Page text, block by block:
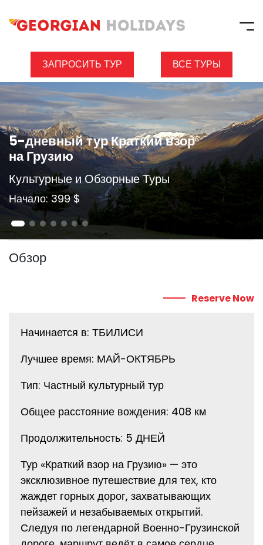
ЗАПРОСИТЬ ТУР ВСЕ ТУРЫ
5-дневный тур Краткий взор
на Грузию
Культурные и Обзорные Туры
Начало: 399 $
Обзор
Reserve Now
Начинается в: ТБИЛИСИ
Лучшее время: МАЙ-ОКТЯБРЬ
Тип: Частный культурный тур
Общее расстояние вождения: 408 км
Продолжительность: 5 ДНЕЙ
Тур «Краткий взор на Грузию» — это
эксклюзивное путешествие для тех, кто
жаждет горных дорог, захватывающих
пейзажей и незабываемых открытий.
Следуя по легендарной Военно-Грузинской